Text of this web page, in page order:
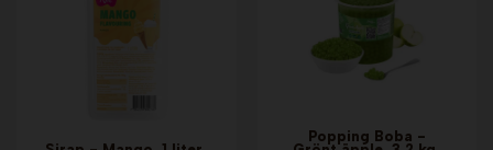
Popping Boba -